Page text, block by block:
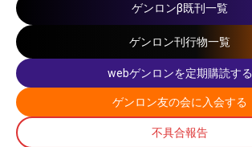
ゲンロンβ既刊一覧
ゲンロン刊行物一覧
webゲンロンを定期購読する
ゲンロン友の会に入会する
不具合報告